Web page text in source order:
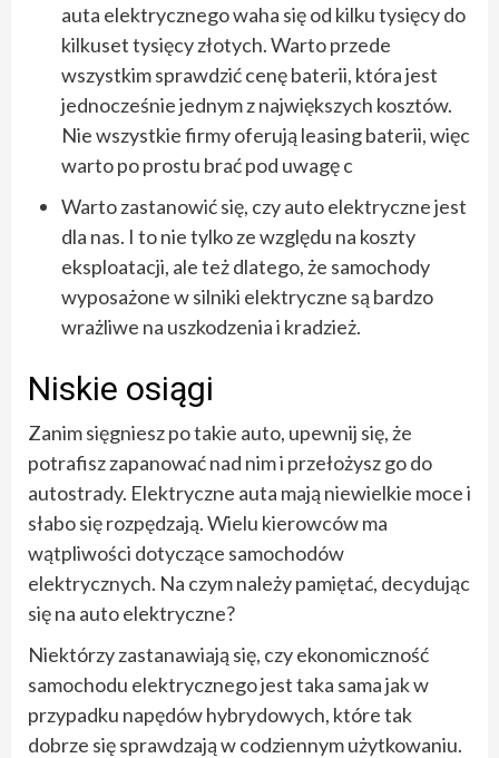
auta elektrycznego waha się od kilku tysięcy do
kilkuset tysięcy złotych. Warto przede
wszystkim sprawdzić cenę baterii, która jest
jednocześnie jednym z największych kosztów.
Nie wszystkie firmy oferują leasing baterii, więc
warto po prostu brać pod uwagę c
Warto zastanowić się, czy auto elektryczne jest
dla nas. I to nie tylko ze względu na koszty
eksploatacji, ale też dlatego, że samochody
wyposażone w silniki elektryczne są bardzo
wrażliwe na uszkodzenia i kradzież.
Niskie osiągi
Zanim sięgniesz po takie auto, upewnij się, że
potrafisz zapanować nad nim i przełożysz go do
autostrady. Elektryczne auta mają niewielkie moce i
słabo się rozpędzają. Wielu kierowców ma
wątpliwości dotyczące samochodów
elektrycznych. Na czym należy pamiętać, decydując
się na auto elektryczne?
Niektórzy zastanawiają się, czy ekonomiczność
samochodu elektrycznego jest taka sama jak w
przypadku napędów hybrydowych, które tak
dobrze się sprawdzają w codziennym użytkowaniu.